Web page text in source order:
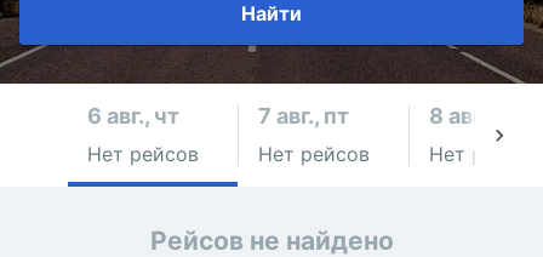
Найти
6 авг., чт
Нет рейсов
7 авг., пт
Нет рейсов
8 авг., сб
Нет рейсов
Рейсов не найдено